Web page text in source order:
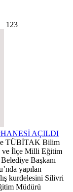
123
AÇILDI
TÜBİTAK Bilim
ve İlçe Milli Eğitim
Başkanı
yapılan
kurdelesini Silivri
Müdürü